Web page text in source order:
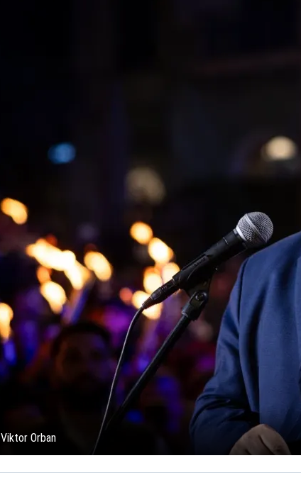
Viktor Orban